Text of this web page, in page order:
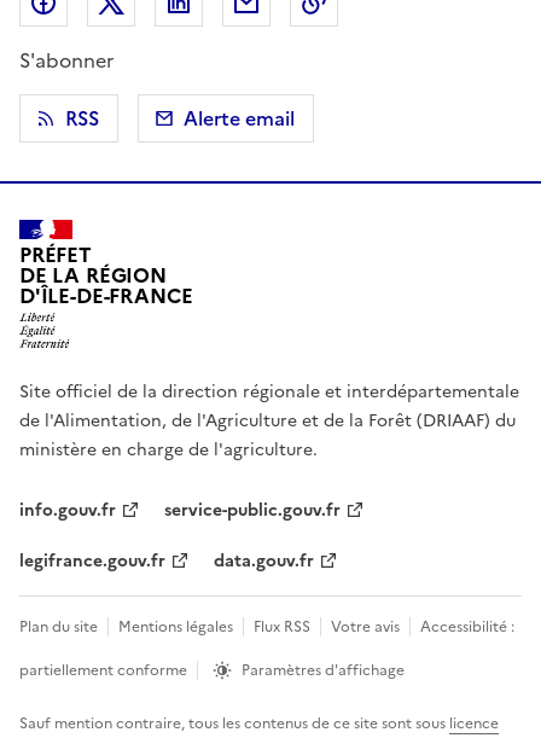
S'abonner
RSS
Alerte email
PRÉFET
DE LA RÉGION
D'ÎLE-DE-FRANCE
Site officiel de la direction régionale et interdépartementale
de l'Alimentation, de l'Agriculture et de la Forêt (DRIAAF) du
ministère en charge de l'agriculture.
info.gouv.fr
service-public.gouv.fr
legifrance.gouv.fr
data.gouv.fr
Plan du site Mentions légales Flux RSS Votre avis
Accessibilité :
partiellement conforme
Paramètres d'affichage
Sauf mention contraire, tous les contenus de ce site sont sous licence